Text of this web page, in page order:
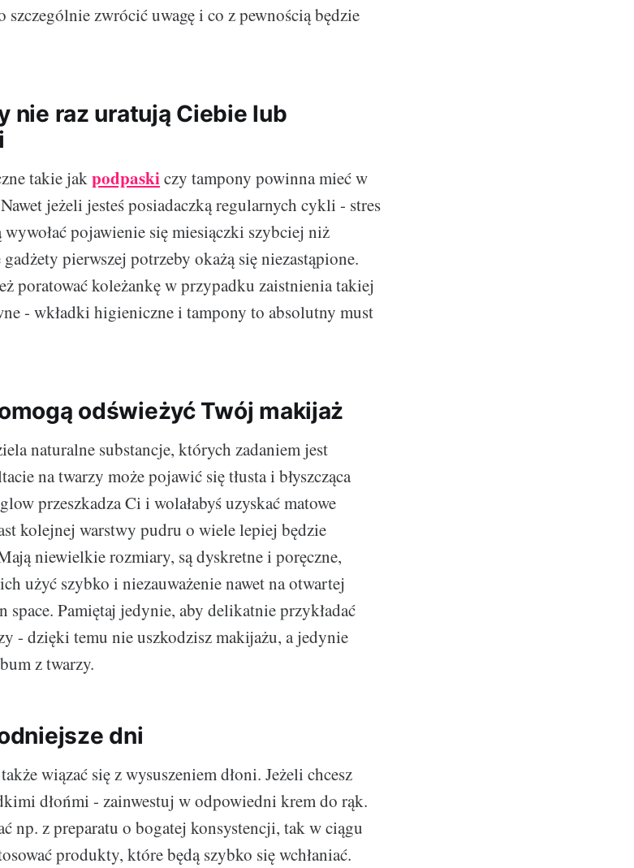
zwrócić uwagę i co z pewnością będzie
nie raz uratują Ciebie lub
takie jakpodpaskiczy tampony powinna mieć w
jeżeli jesteś posiadaczką regularnych cykli - stres
pojawienie się miesiączki szybciej niż
pierwszej potrzeby okażą się niezastąpione.
poratować koleżankę w przypadku zaistnienia takiej
- wkładki higieniczne i tampony to absolutny must
odświeżyć Twój makijaż
naturalne substancje, których zadaniem jest
na twarzy może pojawić się tłusta i błyszcząca
przeszkadza Ci i wolałabyś uzyskać matowe
kolejnej warstwy pudru o wiele lepiej będzie
niewielkie rozmiary, są dyskretne i poręczne,
użyć szybko i niezauważenie nawet na otwartej
Pamiętaj jedynie, aby delikatnie przykładać
- dzięki temu nie uszkodzisz makijażu, a jedynie
z twarzy.
dni
wiązać się z wysuszeniem dłoni. Jeżeli chcesz
dłońmi - zainwestuj w odpowiedni krem do rąk.
np. z preparatu o bogatej konsystencji, tak w ciągu
produkty, które będą szybko się wchłaniać.